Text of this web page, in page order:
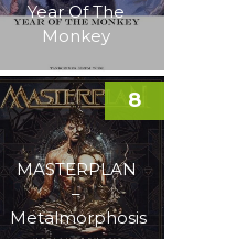
Year Of The
Monkey
MASTERPLAN
–
Metalmorphosis
8